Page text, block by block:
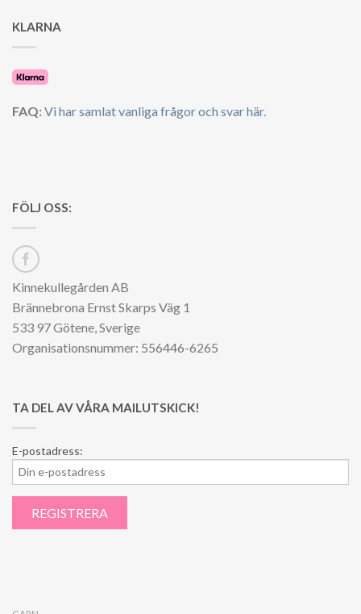
KLARNA
FAQ:Vi har samlat vanliga frågor och svar här.
FÖLJ OSS:
Kinnekullegården AB
Brännebrona Ernst Skarps Väg 1
533 97 Götene, Sverige
Organisationsnummer: 556446-6265
TA DEL AV VÅRA MAILUTSKICK!
E-postadress: